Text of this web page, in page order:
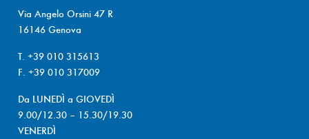
Via Angelo Orsini 47 R
16146 Genova
T. +39 010 315613
F. +39 010 317009
Da LUNEDÌ a GIOVEDÌ
9.00/12.30 – 15.30/19.30
VENERDÌ